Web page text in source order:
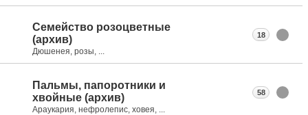
Семейство розоцветные
(архив)
Дюшенея, розы, ...
18
Пальмы, папоротники и
хвойные (архив)
Араукария, нефролепис, ховея, ...
58